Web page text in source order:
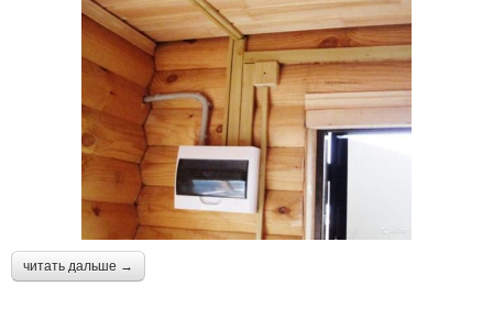
читать дальше →